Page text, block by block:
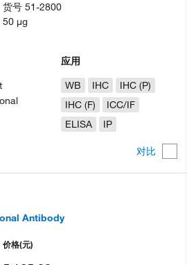
对比
应用
WB
IHC
IHC (P)
IHC (F)
ICC/IF
ELISA
IP
货号51-2800
50 µg
Antibody
价格(元)